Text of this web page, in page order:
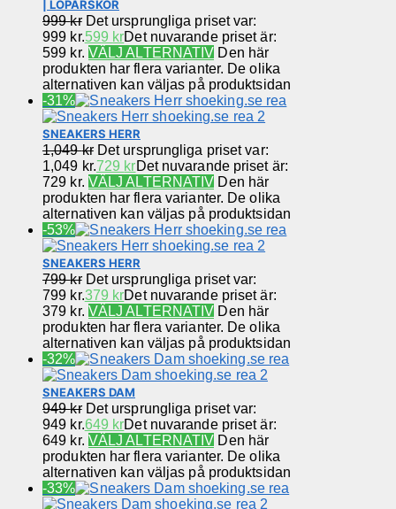
| LÖPARSKOR
999kr Det ursprungliga priset var:
999 kr.599 krDet nuvarande priset är:
599 kr. VÄLJ ALTERNATIV Den här
produkten har flera varianter. De olika
alternativen kan väljas på produktsidan
-31%
SNEAKERS HERR
1,049kr Det ursprungliga priset var:
1,049 kr.729 krDet nuvarande priset är:
729 kr. VÄLJ ALTERNATIV Den här
produkten har flera varianter. De olika
alternativen kan väljas på produktsidan
-53%
SNEAKERS HERR
799kr Det ursprungliga priset var:
799 kr.379 krDet nuvarande priset är:
379 kr. VÄLJ ALTERNATIV Den här
produkten har flera varianter. De olika
alternativen kan väljas på produktsidan
-32%
SNEAKERS DAM
949kr Det ursprungliga priset var:
949 kr.649 krDet nuvarande priset är:
649 kr. VÄLJ ALTERNATIV Den här
produkten har flera varianter. De olika
alternativen kan väljas på produktsidan
-33%